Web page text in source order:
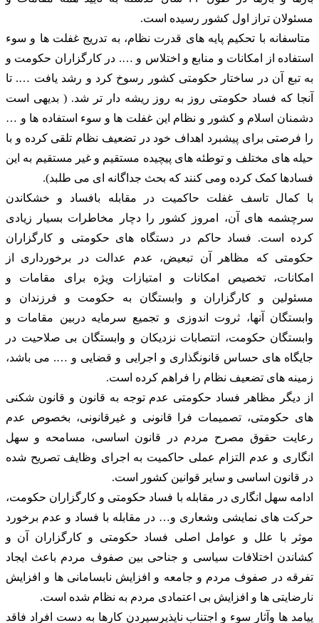
مسئولان تراز اول کشور رسیده است.
متاسفانه با تحکیم پایه های قدرت نظام، به تدریج غفلت ها و سوء
استفاده از امکانات و منابع و اختلاس و …. در کارگزاران حکومت و
به تبع آن در ساختار حکومتی کشور رسوخ کرد و رشد یافت …. تا
آنجا که فساد حکومتی روز به روز ریشه دار تر شد. ( بدیهی است
دشمنان اسلام و کشور و نظام این غفلت ها و سوء استفاده ها و …
را فرصتی برای پیشبرد اهداف خود در تضعیف نظام تلقی کرده و با
حیله های مختلف و توطئه های پیچیده مستقیم و غیر مستقیم به این
فسادها کمک کرده ومی کنند که بحث جداگانه ای می طلبد).
با کمال تاسف غفلت حاکمیت در مقابله بافساد و خشکاندن
سرچشمه های آن، امروز کشور را دچار مخاطرات بسیار زیادی
کرده است.‌ فساد حاکم در دستگاه های حکومتی و کارگزاران
حکومتی که مظاهر آن تبعیض، عدم عدالت در برخورداری از
امکانات، تخصیص امکانات و امتیازات ویژه برای مقامات و
مسئولین و کارگزاران و وابستگان به حکومت و فرزندان و
وابستگان آنها، ثروت اندوزی و تجمیع سرمایه دربین مقامات و
وابستگان حکومت، انتصابات نزدیکان و وابستگان بی صلاحیت در
جایگاه های حساس قانونگذاری و اجرایی و قضایی و …. می باشد،
زمینه های تضعیف نظام را فراهم کرده است.
از دیگر مظاهر فساد حکومتی عدم توجه به قانون و قانون شکنی
های حکومتی، تصمیمات فرا قانونی و غیرقانونی، بخصوص عدم
رعایت حقوق مصرح مردم در قانون اساسی، مسامحه و سهل
انگاری و عدم التزام عملی حاکمیت به اجرای وظایف تصریح شده
در قانون اساسی و سایر قوانین کشور است.
ادامه سهل انگاری در مقابله با فساد حکومتی و کارگزاران حکومت،
حرکت های نمایشی وشعاری و… در مقابله با فساد و عدم برخورد
موثر با علل و عوامل اصلی فساد حکومتی و کارگزاران آن و
کشاندن اختلافات سیاسی و جناحی بین صفوف مردم باعث ایجاد
تفرقه در صفوف مردم و جامعه و افزایش نابسامانی ها و افزایش
نارضایتی ها و افزایش بی اعتمادی مردم به نظام شده است.
پیامد ها وآثار سوء و اجتناب ناپذیرسپردن کارها به دست افراد فاقد